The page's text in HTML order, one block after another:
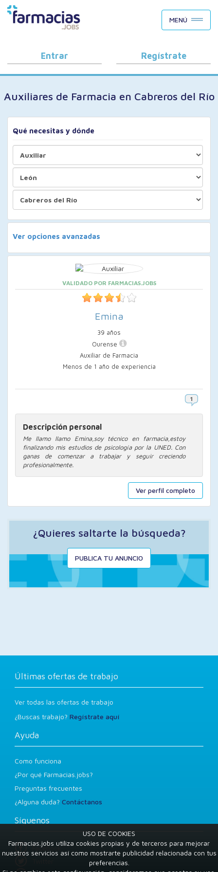
BUSCAR CANDIDATOS
OFERTAS DE EMPLEO
COMO FUNCIONA
PORQUÉ FARMACIAS.JOBS
BLOG
MENÚ
Entrar Regístrate
Auxiliares de Farmacia en Cabreros del Río
Qué necesitas y dónde
Ver opciones avanzadas
Ver perfil completo
VALIDADO POR FARMACIAS.JOBS
Emina
39 años
Ourense
Auxiliar de Farmacia
Menos de 1 año de experiencia
Descripción personal
Me llamo llamo Emina,soy técnico en farmacia,estoy
finalizando mis estudios de psicología por la UNED. Con
ganas de comenzar a trabajar y seguir creciendo
profesionalmente.
¿Quieres saltarte la búsqueda?
PUBLICA TU ANUNCIO
Últimas ofertas de trabajo
Ver todas las ofertas de trabajo
¿Buscas trabajo? Regístrate aquí
Ayuda
Como funciona
¿Por qué Farmacias.jobs?
Preguntas frecuentes
¿Alguna duda? Contáctanos
Síguenos
Facebook
USO DE COOKIES
Farmacias.jobs utiliza cookies propias y de terceros para mejorar
nuestros servicios así como mostrarte publicidad relacionada con tus
preferencias.